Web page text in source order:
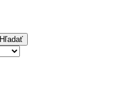
Hľadať